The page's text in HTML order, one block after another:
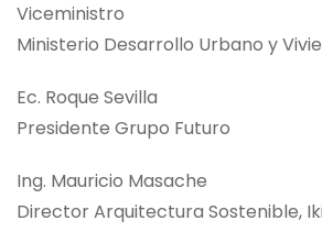
Viceministro
Ministerio Desarrollo Urbano y
Ec. Roque Sevilla
Presidente Grupo Futuro
Ing. Mauricio Masache
Director Arquitectura Sostenible,